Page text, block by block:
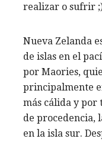
realizar o sufrir
Nueva Zelanda
de islas en el
por Maories,
principalmente
más cálida y por
de procedencia,
en la isla sur.